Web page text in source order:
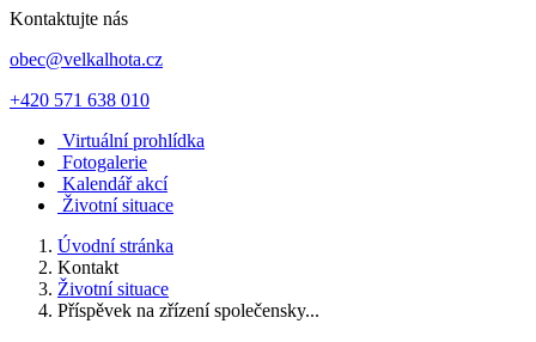
Kontaktujte nás
obec@velkalhota.cz
+420 571 638 010
Virtuální prohlídka
Fotogalerie
Kalendář akcí
Životní situace
Úvodní stránka
Kontakt
Životní situace
Příspěvek na zřízení společensky...